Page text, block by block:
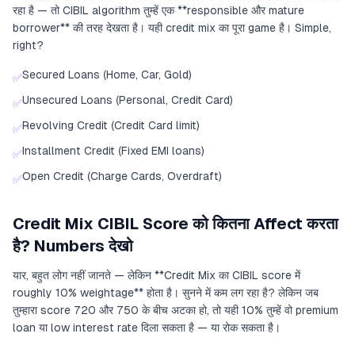
रहा है — तो CIBIL algorithm तुम्हें एक **responsible और mature
borrower** की तरह देखता है। यही credit mix का पूरा game है। Simple,
right?
✅Secured Loans (Home, Car, Gold)
✅Unsecured Loans (Personal, Credit Card)
✅Revolving Credit (Credit Card limit)
✅Installment Credit (Fixed EMI loans)
✅Open Credit (Charge Cards, Overdraft)
Credit Mix CIBIL Score को कितना Affect करता
है? Numbers देखो
यार, बहुत लोग नहीं जानते — लेकिन **Credit Mix का CIBIL score में
roughly 10% weightage** होता है। सुनने में कम लग रहा है? लेकिन जब
तुम्हारा score 720 और 750 के बीच अटका हो, तो यही 10% तुम्हें वो premium
loan या low interest rate दिला सकता है — या रोक सकता है।